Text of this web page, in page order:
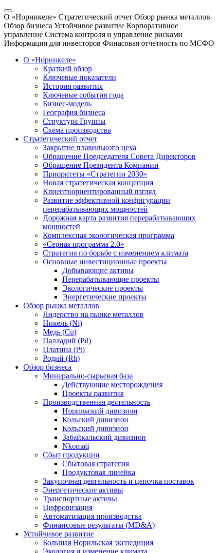
О «Норникеле» Стратегический отчет Обзор рынка металлов
Обзор бизнеса Устойчивое развитие Корпоративное
управление Система контроля и управление рисками
Информация для инвесторов Финасовая отчетность по МСФО
О «Норникеле»
Краткий обзор
Ключевые показатели
История развития
Ключевые события года
Бизнес-модель
География бизнеса
Структура Группы
Схема производства
Стратегический отчет
Закрытие плавильного цеха
Обращение Председателя Совета Директоров
Обращение Президента Компании
Приоритеты «Стратегии 2030»
Новая стратегическая концепция
Клиентоориентированный взгляд
Развитие эффективной конфигурации
перерабатывающих мощностей
Дорожная карта развития перерабатывающих
мощностей
Комплексная экологическая программа
«Серная программа 2.0»
Стратегия по борьбе с изменением климата
Основные инвестиционные проекты
Добывающие активы
Перерабатывающие проекты
Экологические проекты
Энергетические проекты
Обзор рынка металлов
Лидерство на рынке металлов
Никель (Ni)
Медь (Cu)
Палладий (Pd)
Платина (Pt)
Родий (Rh)
Обзор бизнеса
Минерально-сырьевая база
Действующие месторождения
Проекты развития
Производственная деятельность
Норильский дивизион
Кольский дивизион
Кольский дивизион
Забайкальский дивизион
Nkomati
Сбыт продукции
Сбытовая стратегия
Продуктовая линейка
Закупочная деятельность и цепочка поставок
Энергетические активы
Транспортные активы
Цифровизация
Автоматизация производства
Финансовые результаты (MD&A)
Устойчивое развитие
Большая Норильская экспедиция
Экология и изменение климата